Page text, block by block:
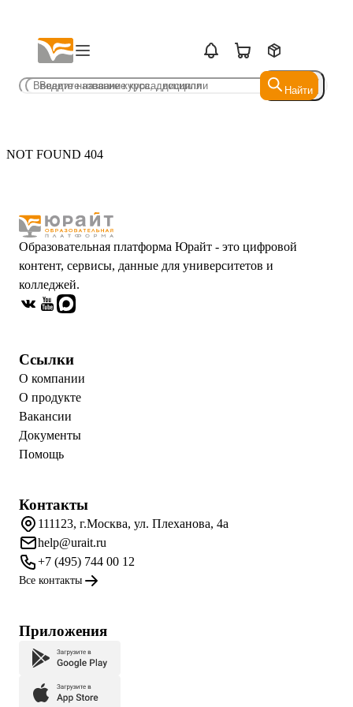
Найти
Найти
NOT FOUND 404
Образовательная платформа Юрайт - это цифровой
контент, сервисы, данные для университетов и
колледжей.
Ссылки
О компании
О продукте
Вакансии
Документы
Помощь
Контакты
111123, г.Москва, ул. Плеханова, 4а
help@urait.ru
+7 (495) 744 00 12
Все контакты
Приложения